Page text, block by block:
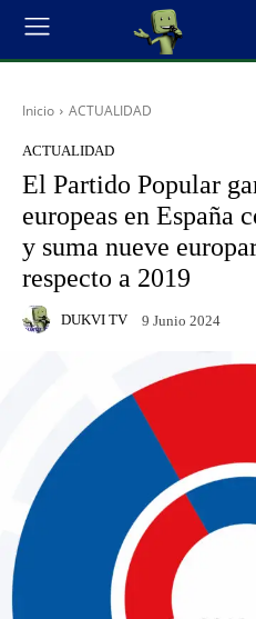
Inicio ACTUALIDAD
ACTUALIDAD
El Partido Popular
europeas en España
y suma nueve
respecto a 2019
DUKVI TV 9 Junio 2024